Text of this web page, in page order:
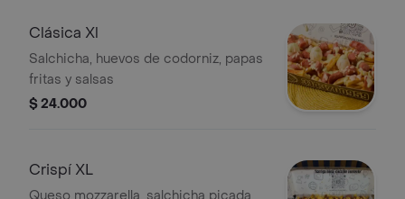
Clásica Xl
Salchicha, huevos de codorniz, papas
fritas y salsas
$ 24.000
Crispí XL